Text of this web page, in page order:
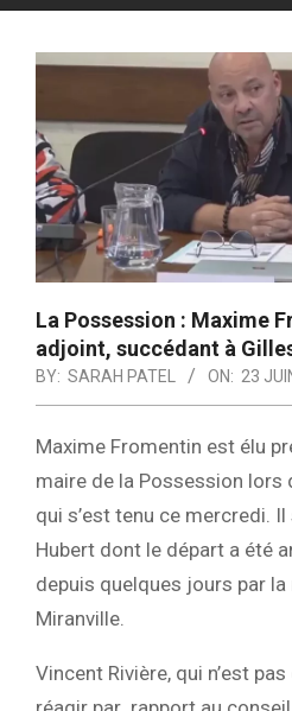
La Possession : Maxime
adjoint, succédant à
BY: SARAH PATEL ON: 23
Maxime Fromentin est élu
maire de la Possession lors
qui s’est tenu ce mercredi.
Hubert dont le départ a été
depuis quelques jours par la
Miranville.
Vincent Rivière, qui n’est pas